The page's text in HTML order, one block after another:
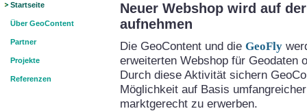
Startseite
Über GeoContent
Partner
Projekte
Referenzen
Neuer Webshop wird auf
aufnehmen
Die GeoContent und die GeoFly
erweiterten Webshop für Geodaten
Durch diese Aktivität sichern
Möglichkeit auf Basis
marktgerecht zu erwerben.